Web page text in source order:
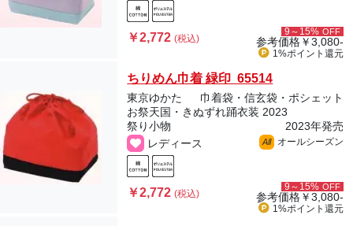
￥2,772(税込)
9～15% OFF
参考価格￥3,080-
1%ポイント 還元
ちりめん巾着 緑印 65514
東京ゆかた
巾着袋・信玄袋・ポシェット
お祭天国・きぬずれ踊衣装 2023
祭り小物
2023年発売
レディース
All オールシーズン
￥2,772(税込)
9～15% OFF
参考価格￥3,080-
1%ポイント 還元